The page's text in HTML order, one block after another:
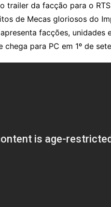
trailer da facção para o
de Mecas gloriosos do
facções, unidades
chega para PC em 1º de